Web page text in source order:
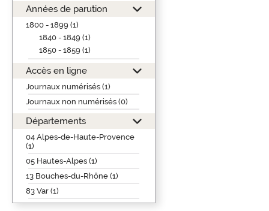
Années de parution
1800 - 1899 (1)
1840 - 1849 (1)
1850 - 1859 (1)
Accès en ligne
Journaux numérisés (1)
Journaux non numérisés (0)
Départements
04 Alpes-de-Haute-Provence
(1)
05 Hautes-Alpes (1)
13 Bouches-du-Rhône (1)
83 Var (1)